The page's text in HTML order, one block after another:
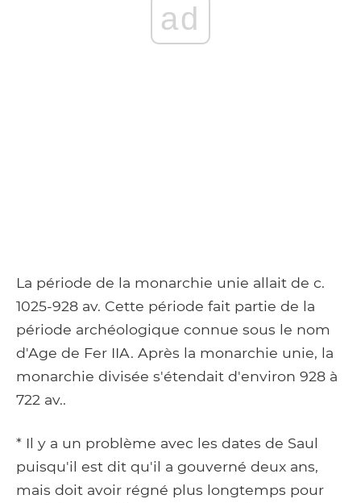
ad
La période de la monarchie unie allait de c.
1025-928 av. Cette période fait partie de la
période archéologique connue sous le nom
d'Age de Fer IIA. Après la monarchie unie, la
monarchie divisée s'étendait d'environ 928 à
722 av..
* Il y a un problème avec les dates de Saul
puisqu'il est dit qu'il a gouverné deux ans,
mais doit avoir régné plus longtemps pour